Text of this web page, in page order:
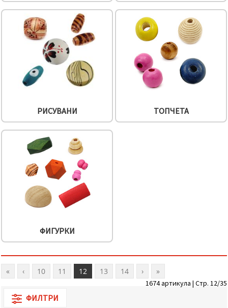
РИСУВАНИ ТОПЧЕТА
ФИГУРКИ
« ‹ 10 11 12 13 14 › »
1674 артикула | Стр. 12/35
ФИЛТРИ